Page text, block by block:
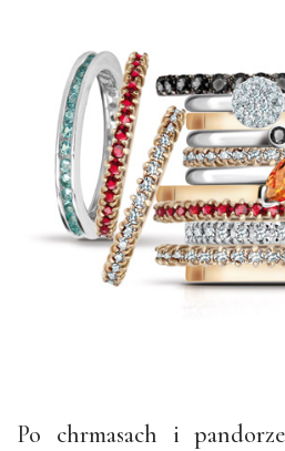
Po chrmasach i